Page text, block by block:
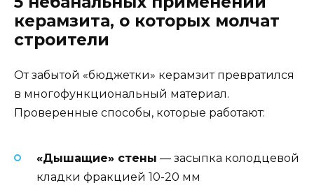
керамзита, о которых молчат
строители
От забытой «бюджетки» керамзит превратился
в многофункциональный материал.
Проверенные способы, которые работают:
«Дышащие» стены — засыпка колодцевой
кладки фракцией 10-20 мм